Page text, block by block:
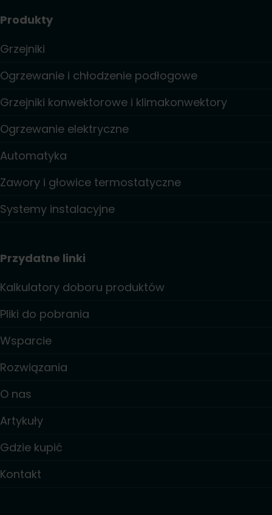
Produkty
Grzejniki
Ogrzewanie i chłodzenie podłogowe
Grzejniki konwektorowe i klimakonwektory
Ogrzewanie elektryczne
Automatyka
Zawory i głowice termostatyczne
Systemy instalacyjne
Przydatne linki
Kalkulatory doboru produktów
Pliki do pobrania
Wsparcie
Rozwiązania
O nas
Artykuły
Gdzie kupić
Kontakt